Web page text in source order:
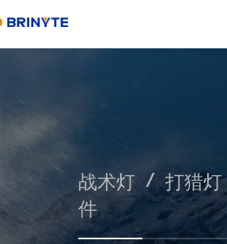
战术灯 / 打猎灯
件